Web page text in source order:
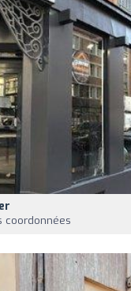
coordonnées